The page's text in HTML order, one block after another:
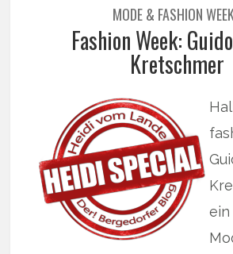
MODE & FASHION
Fashion Week:
Kretschmer